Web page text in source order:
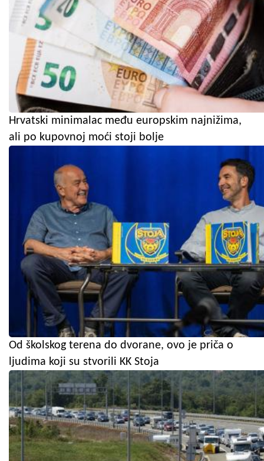
Hrvatski minimalac među europskim najnižima,
ali po kupovnoj moći stoji bolje
Od školskog terena do dvorane, ovo je priča o
ljudima koji su stvorili KK Stoja